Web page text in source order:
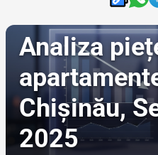
Analiza
Chișinău,
2025